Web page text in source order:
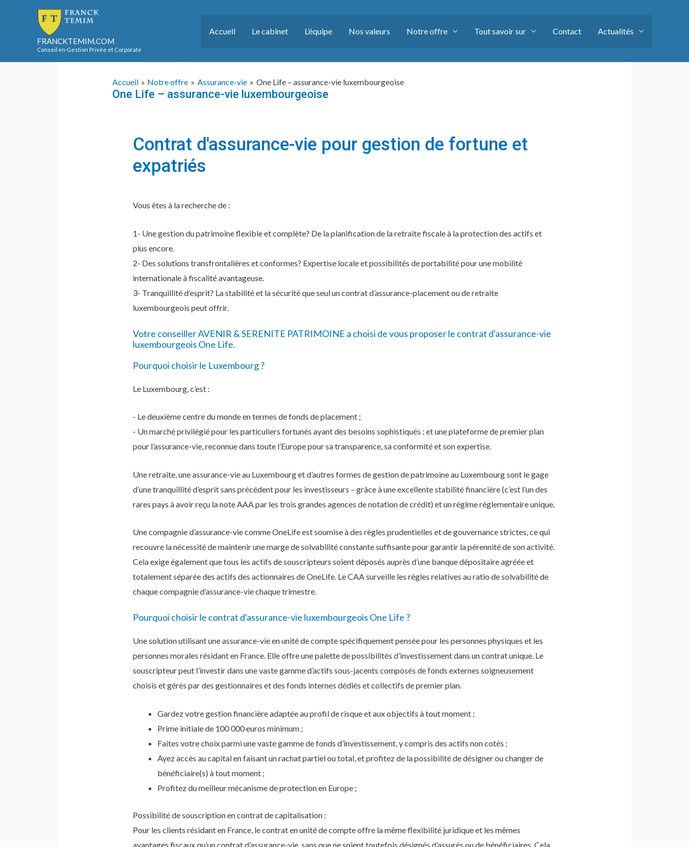
FRANCKTEMIM.COM
Conseil en Gestion Privée et Corporate
Accueil Le cabinet L’équipe Nos valeurs Notre offre Tout savoir sur Contact Actualités
Accueil Notre offre Assurance-vie One Life – assurance-vie luxembourgeoise
One Life – assurance-vie luxembourgeoise
Contrat d'assurance-vie pour gestion de fortune et
expatriés
Vous êtes à la recherche de :
1- Une gestion du patrimoine flexible et complète? De la planification de la retraite fiscale à la protection des actifs et
plus encore.
2- Des solutions transfrontalières et conformes? Expertise locale et possibilités de portabilité pour une mobilité
internationale à fiscalité avantageuse.
3- Tranquillité d’esprit? La stabilité et la sécurité que seul un contrat d’assurance-placement ou de retraite
luxembourgeois peut offrir.
Votre conseiller AVENIR & SERENITE PATRIMOINE a choisi de vous proposer le contrat d'assurance-vie
luxembourgeois One Life.
Pourquoi choisir le Luxembourg ?
Le Luxembourg, c’est :
- Le deuxième centre du monde en termes de fonds de placement ;
- Un marché privilégié pour les particuliers fortunés ayant des besoins sophistiqués ; et une plateforme de premier plan
pour l’assurance-vie, reconnue dans toute l’Europe pour sa transparence, sa conformité et son expertise.
Une retraite, une assurance-vie au Luxembourg et d’autres formes de gestion de patrimoine au Luxembourg sont le gage
d’une tranquillité d’esprit sans précédent pour les investisseurs – grâce à une excellente stabilité financière (c’est l’un des
rares pays à avoir reçu la note AAA par les trois grandes agences de notation de crédit) et un régime réglementaire unique.
Une compagnie d’assurance-vie comme OneLife est soumise à des règles prudentielles et de gouvernance strictes, ce qui
recouvre la nécessité de maintenir une marge de solvabilité constante suffisante pour garantir la pérennité de son activité.
Cela exige également que tous les actifs de souscripteurs soient déposés auprès d’une banque dépositaire agréée et
totalement séparée des actifs des actionnaires de OneLife. Le CAA surveille les règles relatives au ratio de solvabilité de
chaque compagnie d’assurance-vie chaque trimestre.
Pourquoi choisir le contrat d'assurance-vie luxembourgeois One Life ?
Une solution utilisant une assurance-vie en unité de compte spécifiquement pensée pour les personnes physiques et les
personnes morales résidant en France. Elle offre une palette de possibilités d’investissement dans un contrat unique. Le
souscripteur peut l’investir dans une vaste gamme d’actifs sous-jacents composés de fonds externes soigneusement
choisis et gérés par des gestionnaires et des fonds internes dédiés et collectifs de premier plan.
Gardez votre gestion financière adaptée au profil de risque et aux objectifs à tout moment ;
Prime initiale de 100 000 euros minimum ;
Faites votre choix parmi une vaste gamme de fonds d’investissement, y compris des actifs non cotés ;
Ayez accès au capital en faisant un rachat partiel ou total, et profitez de la possibilité de désigner ou changer de
bénéficiaire(s) à tout moment ;
Profitez du meilleur mécanisme de protection en Europe ;
Possibilité de souscription en contrat de capitalisation :
Pour les clients résidant en France, le contrat en unité de compte offre la même flexibilité juridique et les mêmes
avantages fiscaux qu’un contrat d’assurance-vie, sans que ne soient toutefois désignés d’assurés ou de bénéficiaires. Cela